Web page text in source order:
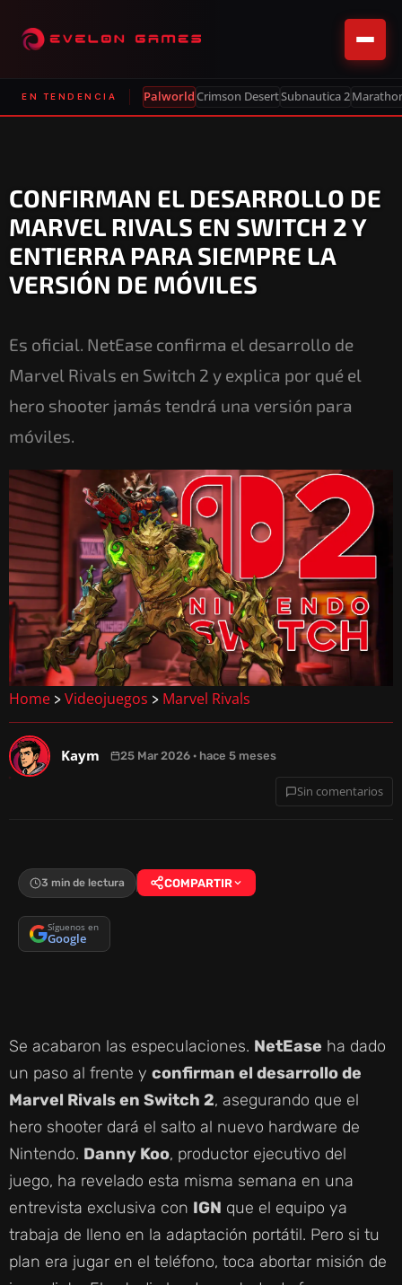
EN TENDENCIA PalworldCrimson DesertSubnautica 2
CONFIRMAN EL DESARROLLO DE
MARVEL RIVALS EN SWITCH 2 Y
ENTIERRA PARA SIEMPRE LA
VERSIÓN DE MÓVILES
Es oficial. NetEase confirma el desarrollo de
Marvel Rivals en Switch 2 y explica por qué el
hero shooter jamás tendrá una versión para
móviles.
Home > Videojuegos > Marvel Rivals
Kaym 25 Mar 2026 · hace 5 meses
Sin comentarios
3 min de lectura COMPARTIR
Síguenos en
Google
Se acabaron las especulaciones. NetEase ha dado
un paso al frente y confirman el desarrollo de
Marvel Rivals en Switch 2, asegurando que el
hero shooter dará el salto al nuevo hardware de
Nintendo. Danny Koo, productor ejecutivo del
juego, ha revelado esta misma semana en una
entrevista exclusiva con IGN que el equipo ya
trabaja de lleno en la adaptación portátil. Pero si tu
plan era jugar en el teléfono, toca abortar misión de